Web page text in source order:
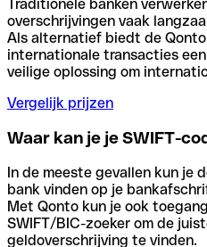
Traditionele banken
overschrijvingen vaak
Als alternatief biedt de
internationale transacties
veilige oplossing om
Vergelijk prijzen
Waar kan je je SWIFT-
In de meeste gevallen kun je
bank vinden op je
Met Qonto kun je ook
SWIFT/BIC-zoeker om de
geldoverschrijving te vinden.